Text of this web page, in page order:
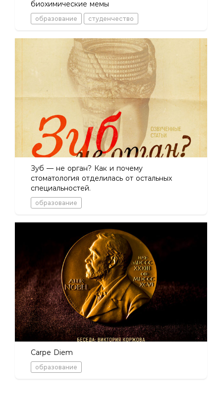
биохимические мемы
образование студенчество
Зуб — не орган? Как и почему
стоматология отделилась от остальных
специальностей.
образование
Carpe Diem
образование